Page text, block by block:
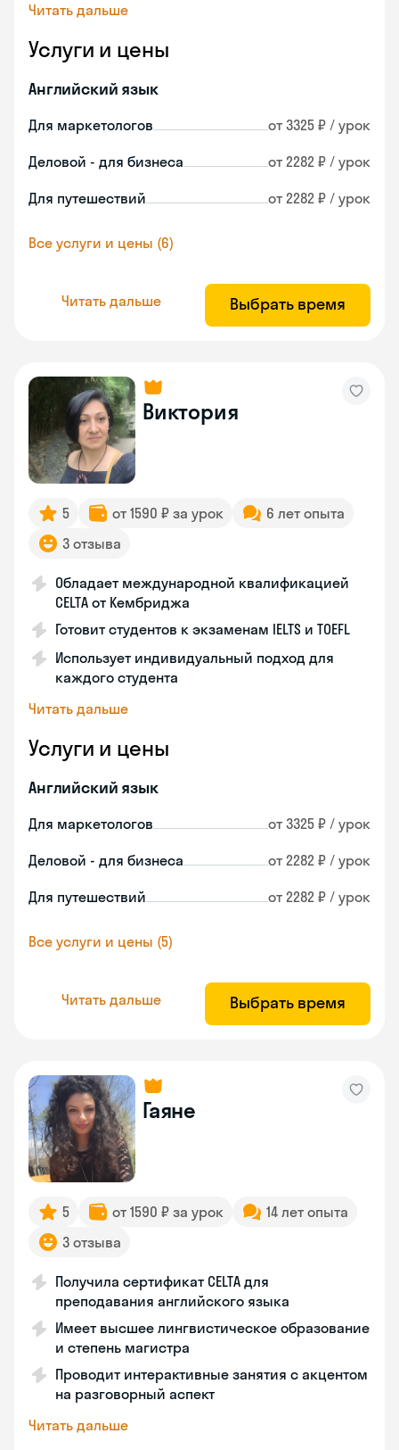
Читать дальше
Услуги и цены
Английский язык
Для маркетологов от 3325 ₽ / урок
Деловой - для бизнеса от 2282 ₽ / урок
Для путешествий от 2282 ₽ / урок
Все услуги и цены (6)
Читать дальше Выбрать время
Виктория
5 от 1590 ₽ за урок
6 лет опыта
3 отзыва
Обладает международной квалификацией
CELTA от Кембриджа
Готовит студентов к экзаменам IELTS и TOEFL
Использует индивидуальный подход для
каждого студента
Читать дальше
Услуги и цены
Английский язык
Для маркетологов от 3325 ₽ / урок
Деловой - для бизнеса от 2282 ₽ / урок
Для путешествий от 2282 ₽ / урок
Все услуги и цены (5)
Читать дальше Выбрать время
Гаяне
5 от 1590 ₽ за урок
14 лет опыта
3 отзыва
Получила сертификат CELTA для
преподавания английского языка
Имеет высшее лингвистическое образование
и степень магистра
Проводит интерактивные занятия с акцентом
на разговорный аспект
Читать дальше